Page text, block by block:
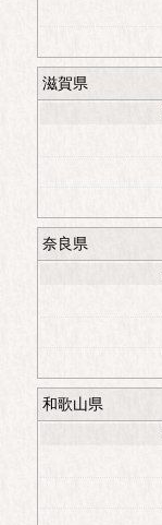
滋賀県
奈良県
和歌山県